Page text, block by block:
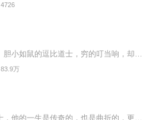
4726
83.9万